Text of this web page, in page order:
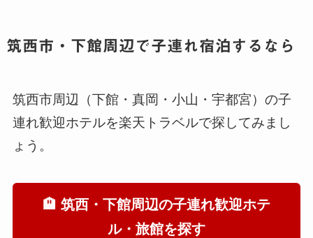
筑西市・下館周辺で子連れ宿泊するなら
筑西市周辺（下館・真岡・小山・宇都宮）の子
連れ歓迎ホテルを楽天トラベルで探してみまし
ょう。
🏨 筑西・下館周辺の子連れ歓迎ホテ
ル・旅館を探す